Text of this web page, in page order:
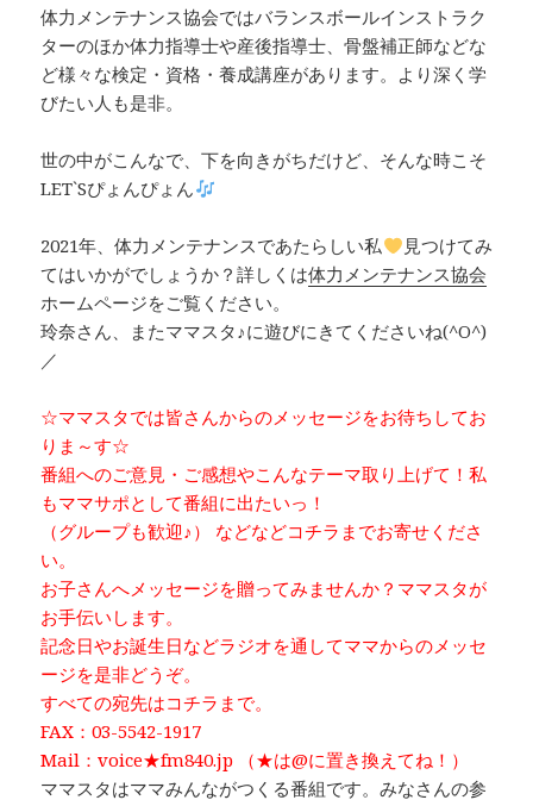
体力メンテナンス協会ではバランスボールインストラク
ターのほか体力指導士や産後指導士、骨盤補正師などな
ど様々な検定・資格・養成講座があります。より深く学
びたい人も是非。
世の中がこんなで、下を向きがちだけど、そんな時こそ
LET`Sぴょんぴょん
2021年、体力メンテナンスであたらしい私
見つけてみ
てはいかがでしょうか？詳しくは体力メンテナンス協会
ホームページをご覧ください。
玲奈さん、またママスタ♪に遊びにきてくださいね(^O^)
／
☆ママスタでは皆さんからのメッセージをお待ちしてお
りま～す☆
番組へのご意見・ご感想やこんなテーマ取り上げて！私
もママサポとして番組に出たいっ！
（グループも歓迎♪） などなどコチラまでお寄せくださ
い。
お子さんへメッセージを贈ってみませんか？ママスタが
お手伝いします。
記念日やお誕生日などラジオを通してママからのメッセ
ージを是非どうぞ。
すべての宛先はコチラまで。
FAX：03-5542-1917
Mail：voice★fm840.jp （★は@に置き換えてね！）
ママスタはママみんながつくる番組です。みなさんの参